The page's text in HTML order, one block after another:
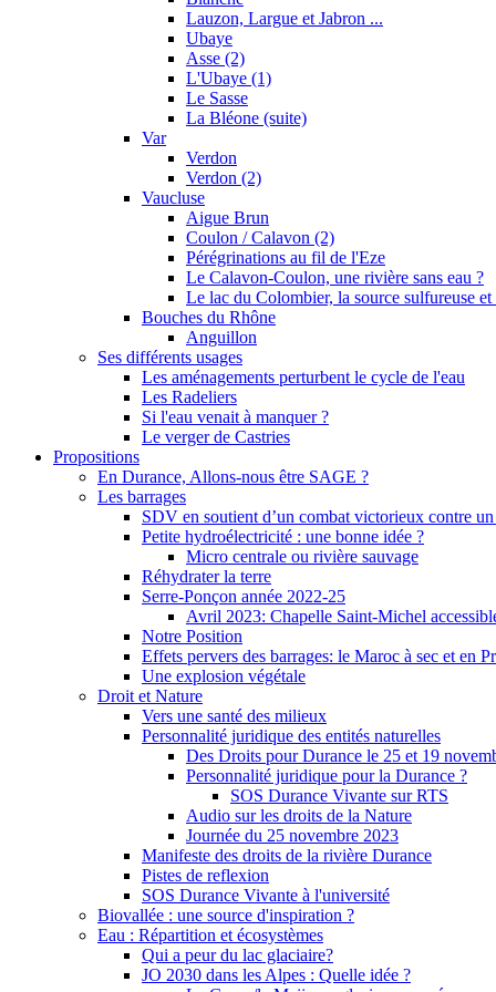
Lauzon, Largue et Jabron ...
Ubaye
Asse (2)
L'Ubaye (1)
Le Sasse
La Bléone (suite)
Var
Verdon
Verdon (2)
Vaucluse
Aigue Brun
Coulon / Calavon (2)
Pérégrinations au fil de l'Eze
Le Calavon-Coulon, une rivière sans eau ?
Le lac du Colombier, la source sulfureuse
Bouches du Rhône
Anguillon
Ses différents usages
Les aménagements perturbent le cycle de l'eau
Les Radeliers
Si l'eau venait à manquer ?
Le verger de Castries
Propositions
En Durance, Allons-nous être SAGE ?
Les barrages
SDV en soutient d’un combat victorieux contre un
Petite hydroélectricité : une bonne idée ?
Micro centrale ou rivière sauvage
Réhydrater la terre
Serre-Ponçon année 2022-25
Avril 2023: Chapelle Saint-Michel
Notre Position
Effets pervers des barrages: le Maroc à sec et en
Une explosion végétale
Droit et Nature
Vers une santé des milieux
Personnalité juridique des entités naturelles
Des Droits pour Durance le 25 et 19
Personnalité juridique pour la Durance ?
SOS Durance Vivante sur RTS
Audio sur les droits de la Nature
Journée du 25 novembre 2023
Manifeste des droits de la rivière Durance
Pistes de reflexion
SOS Durance Vivante à l'université
Biovallée : une source d'inspiration ?
Eau : Répartition et écosystèmes
Qui a peur du lac glaciaire?
JO 2030 dans les Alpes : Quelle idée ?